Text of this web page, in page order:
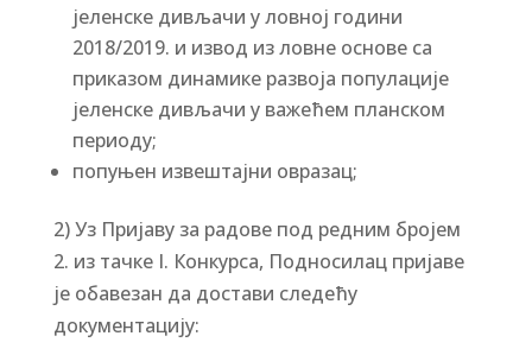
јеленске дивљачи у ловној години
2018/2019. и извод из ловне основе са
приказом динамике развоја популације
јеленске дивљачи у важећем планском
периоду;
попуњен извештајни овразац;
2) Уз Пријаву за радове под редним бројем
2. из тачке I. Конкурса, Подносилац пријаве
је обавезан да достави следећу
документацију: